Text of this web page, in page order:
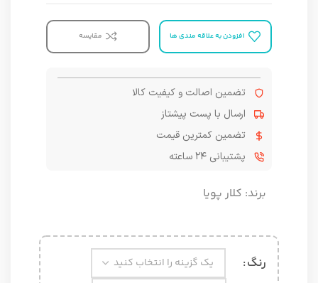
افزودن به علاقه مندی ها مقایسه
تضمین اصالت و کیفیت کالا
ارسال با پست پیشتاز
تضمین کمترین قیمت
پشتیبانی ۲۴ ساعته
برند: کلار پویا
رنگ